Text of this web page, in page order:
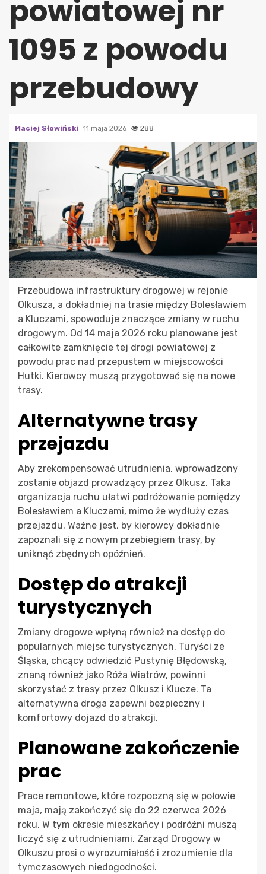
powiatowej nr
1095 z powodu
przebudowy
Maciej Słowiński 11 maja 2026 288
Przebudowa infrastruktury drogowej w rejonie
Olkusza, a dokładniej na trasie między Bolesławiem
a Kluczami, spowoduje znaczące zmiany w ruchu
drogowym. Od 14 maja 2026 roku planowane jest
całkowite zamknięcie tej drogi powiatowej z
powodu prac nad przepustem w miejscowości
Hutki. Kierowcy muszą przygotować się na nowe
trasy.
Alternatywne trasy
przejazdu
Aby zrekompensować utrudnienia, wprowadzony
zostanie objazd prowadzący przez Olkusz. Taka
organizacja ruchu ułatwi podróżowanie pomiędzy
Bolesławiem a Kluczami, mimo że wydłuży czas
przejazdu. Ważne jest, by kierowcy dokładnie
zapoznali się z nowym przebiegiem trasy, by
uniknąć zbędnych opóźnień.
Dostęp do atrakcji
turystycznych
Zmiany drogowe wpłyną również na dostęp do
popularnych miejsc turystycznych. Turyści ze
Śląska, chcący odwiedzić Pustynię Błędowską,
znaną również jako Róża Wiatrów, powinni
skorzystać z trasy przez Olkusz i Klucze. Ta
alternatywna droga zapewni bezpieczny i
komfortowy dojazd do atrakcji.
Planowane zakończenie
prac
Prace remontowe, które rozpoczną się w połowie
maja, mają zakończyć się do 22 czerwca 2026
roku. W tym okresie mieszkańcy i podróżni muszą
liczyć się z utrudnieniami. Zarząd Drogowy w
Olkuszu prosi o wyrozumiałość i zrozumienie dla
tymczasowych niedogodności.